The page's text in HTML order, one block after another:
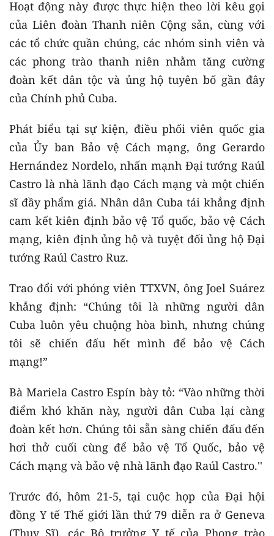
Hoạt động này được thực hiện theo lời kêu gọi
của Liên đoàn Thanh niên Cộng sản, cùng với
các tổ chức quần chúng, các nhóm sinh viên và
các phong trào thanh niên nhằm tăng cường
đoàn kết dân tộc và ủng hộ tuyên bố gần đây
của Chính phủ Cuba.
Phát biểu tại sự kiện, điều phối viên quốc gia
của Ủy ban Bảo vệ Cách mạng, ông Gerardo
Hernández Nordelo, nhấn mạnh Đại tướng Raúl
Castro là nhà lãnh đạo Cách mạng và một chiến
sĩ đầy phẩm giá. Nhân dân Cuba tái khẳng định
cam kết kiên định bảo vệ Tổ quốc, bảo vệ Cách
mạng, kiên định ủng hộ và tuyệt đối ủng hộ Đại
tướng Raúl Castro Ruz.
Trao đổi với phóng viên TTXVN, ông Joel Suárez
khẳng định: “Chúng tôi là những người dân
Cuba luôn yêu chuộng hòa bình, nhưng chúng
tôi sẽ chiến đấu hết mình để bảo vệ Cách
mạng!”
Bà Mariela Castro Espín bày tỏ: “Vào những thời
điểm khó khăn này, người dân Cuba lại càng
đoàn kết hơn. Chúng tôi sẵn sàng chiến đấu đến
hơi thở cuối cùng để bảo vệ Tổ Quốc, bảo vệ
Cách mạng và bảo vệ nhà lãnh đạo Raúl Castro.''
Trước đó, hôm 21-5, tại cuộc họp của Đại hội
đồng Y tế Thế giới lần thứ 79 diễn ra ở Geneva
(Thụy Sĩ), các Bộ trưởng Y tế của Phong trào